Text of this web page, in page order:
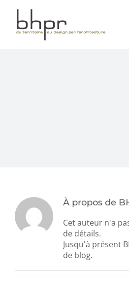
contenu
À propos de
Cet auteur n'a
de détails.
Jusqu'à présent
de blog.